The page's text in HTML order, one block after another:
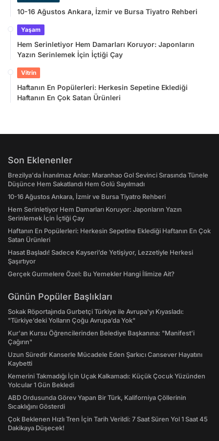
10-16 Ağustos Ankara, İzmir ve Bursa Tiyatro Rehberi
Yaşam
Hem Serinletiyor Hem Damarları Koruyor: Japonların
Yazın Serinlemek İçin İçtiği Çay
Vitrin
Haftanın En Popülerleri: Herkesin Sepetine Eklediği
Haftanın En Çok Satan Ürünleri
Son Eklenenler
Brezilya'da İnanılmaz Anlar: Maranhao Gol Sevinci Sırasında Tünele
Düşünce Hem Sakatlandı Hem Golü Sayılmadı
10-16 Ağustos Ankara, İzmir ve Bursa Tiyatro Rehberi
Hem Serinletiyor Hem Damarları Koruyor: Japonların Yazın
Serinlemek İçin İçtiği Çay
Haftanın En Popülerleri: Herkesin Sepetine Eklediği Haftanın En Çok
Satan Ürünleri
Hasat Başladı! Sadece Kayseri’de Yetişiyor, Lezzetiyle Herkesi
Şaşırtıyor
Gerçek Gurmelere Özel: Bu Yemekler Hangi İlimize Ait?
Günün Popüler Başlıkları
Sokak Röportajında Gurbetçi Türkiye ile Avrupa'yı Kıyasladı:
"Türkiye’deki Yolların Çoğu Avrupa’da Yok"
Kur'an Kursu Öğrencilerinden Belediye Başkanına: "Manifest’i
Çağırın"
Uzun Süredir Kanserle Mücadele Eden Şarkıcı Cansever Hayatını
Kaybetti
Kemerini Takmadığı İçin Uçak Kalkamadı: Küçük Çocuk Yüzünden
Yolcular 1 Gün Bekledi
ABD Ordusunda Görev Yapan Bir Türk, Kaliforniya Çöllerinin
Sıcaklığını Gösterdi
Çok Beklenen Hızlı Tren İçin Tarih Verildi: 7 Saat Süren Yol 1 Saat 45
Dakikaya Düşecek!